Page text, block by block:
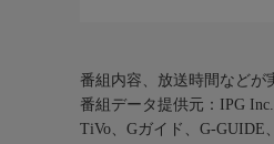
番組内容、放送時間などが
番組データ提供元：IPG Inc.
TiVo、Gガイド、G-GUIDE